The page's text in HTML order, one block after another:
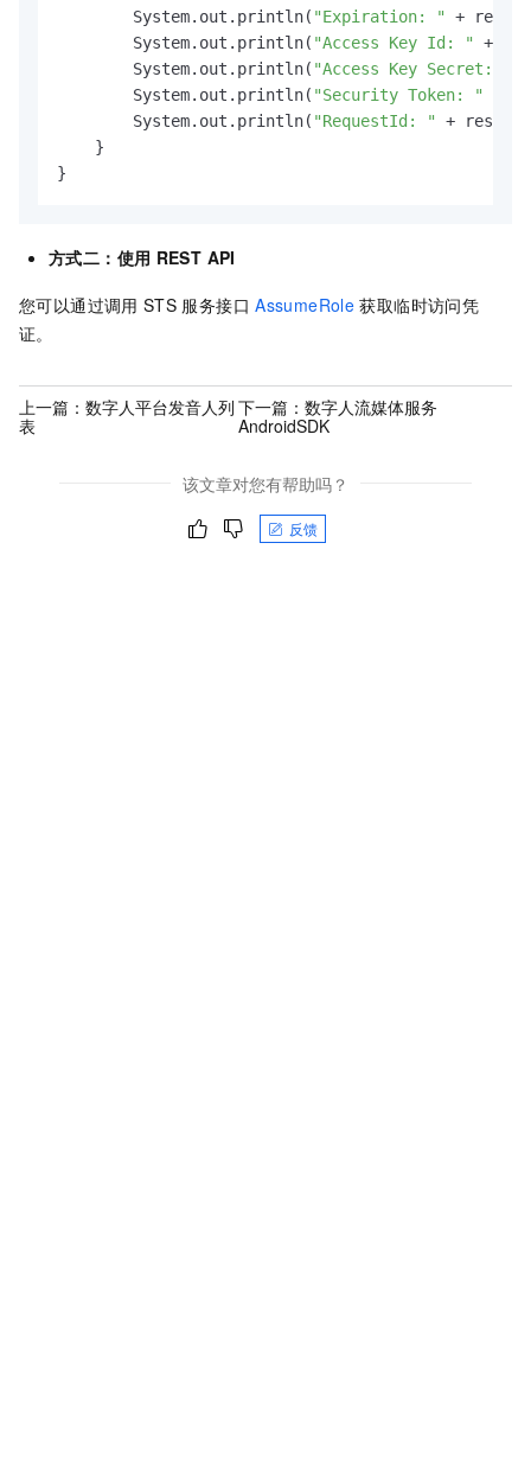
        System.out.println(
"Expiration: "
+
        System.out.println(
"Access Key Id: "
+
        System.out.println(
"Access Key Secret: "
        System.out.println(
"Security Token: "
        System.out.println(
"RequestId: "
+
    }
}
方式二：使用 REST API
您可以通过调用 STS 服务接口 AssumeRole 获取临时访问凭
证。
上一篇： 数字人平台发音人列
表
下一篇： 数字人流媒体服务
AndroidSDK
该文章对您有帮助吗？
反馈